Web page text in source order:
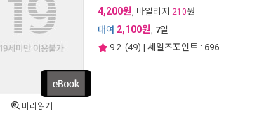
미리읽기
4,200원, 마일리지 210원
대여 2,100원, 7일
9.2 (49) | 세일즈포인트 : 696